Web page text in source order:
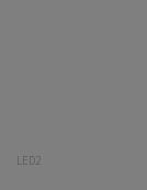
LED2